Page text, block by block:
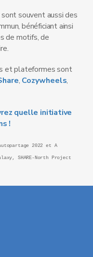
souvent aussi des
bénéficiant ainsi
de motifs, de
et plateformes sont
, Cozywheels,
quelle initiative
!
2022 et A
SHARE-North Project